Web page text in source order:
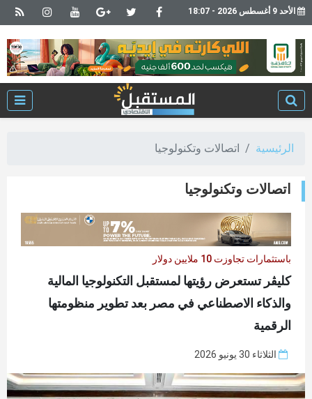
الأحد 9 أغسطس 2026 - 18:07
الرئيسية اتصالات وتكنولوجيا
اتصالات وتكنولوجيا
باستثمارات تجاوزت 10 ملايين دولار
كليڤر تستعرض رؤيتها لمستقبل التكنولوجيا المالية
والذكاء الاصطناعي في مصر بعد تطوير منظومتها
الرقمية
الثلاثاء 30 يونيو 2026